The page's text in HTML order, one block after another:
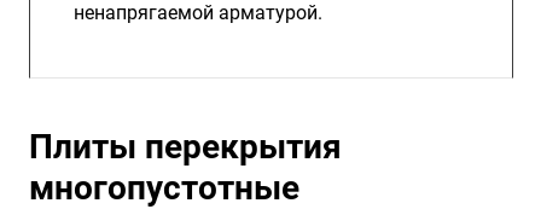
ненапрягаемой арматурой.
Плиты перекрытия
многопустотные